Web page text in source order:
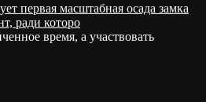
первая масштабная осада замка
ради которо
время, а участвовать